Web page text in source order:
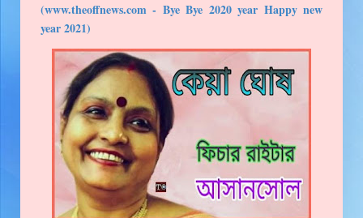
(www.theoffnews.com - Bye Bye 2020 year Happy new
year 2021)